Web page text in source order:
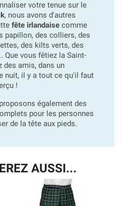
votre tenue sur le
, nous avons d'autres
fête irlandaise comme
papillon, des colliers, des
des kilts verts, des
Que vous fêtiez la Saint-
des amis, dans un
nuit, il y a tout ce qu'il faut
!
également des
pour les personnes
de la tête aux pieds.
AUSSI...